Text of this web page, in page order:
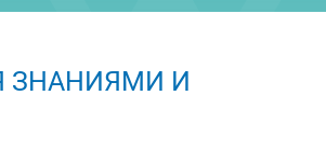
ЗНАНИЯМИ И